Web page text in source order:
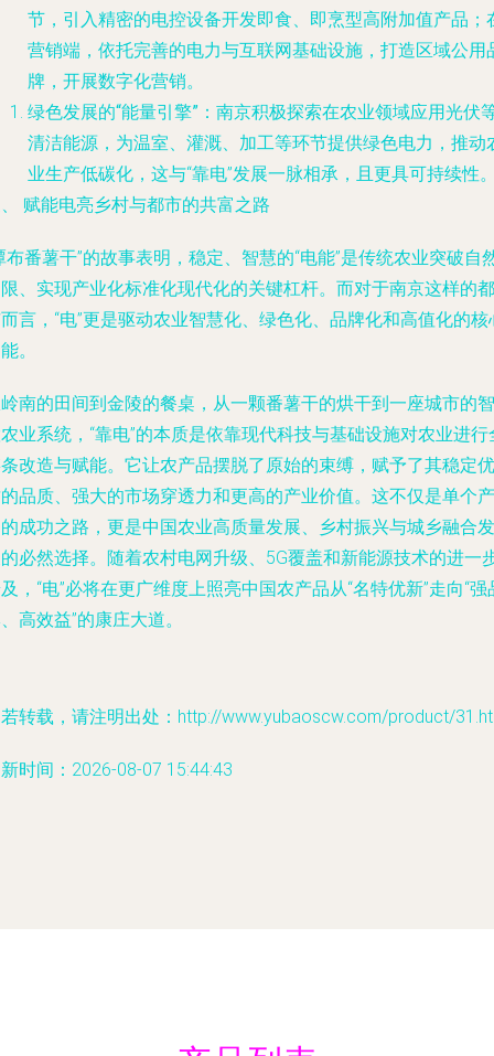
节，引入精密的电控设备开发即食、即烹型高附加值产品；
营销端，依托完善的电力与互联网基础设施，打造区域公用
牌，开展数字化营销。
绿色发展的“能量引擎” ：南京积极探索在农业领域应用光伏
清洁能源，为温室、灌溉、加工等环节提供绿色电力，推动
业生产低碳化，这与“靠电”发展一脉相承，且更具可持续性
赋能电亮乡村与都市的共富之路
布番薯干”的故事表明，稳定、智慧的“电能”是传统农业突破自
、实现产业化标准化现代化的关键杠杆。而对于南京这样的都
言，“电”更是驱动农业智慧化、绿色化、品牌化和高值化的核
。
南的田间到金陵的餐桌，从一颗番薯干的烘干到一座城市的智
业系统，“靠电”的本质是依靠现代科技与基础设施对农业进行
改造与赋能。它让农产品摆脱了原始的束缚，赋予了其稳定优
品质、强大的市场穿透力和更高的产业价值。这不仅是单个产
成功之路，更是中国农业高质量发展、乡村振兴与城乡融合发
必然选择。随着农村电网升级、5G覆盖和新能源技术的进一
，“电”必将在更广维度上照亮中国农产品从“名特优新”走向“强
高效益”的康庄大道。
转载，请注明出处：http://www.yubaoscw.com/product/
时间：2026-08-07 15:44:43